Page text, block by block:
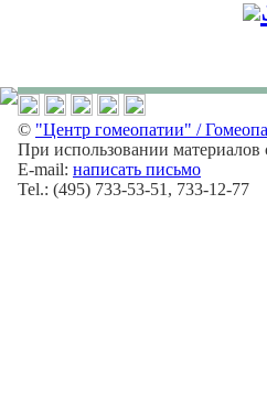
© "Центр гомеопатии" /
При использовании материалов
E-mail: написать письмо
Tel.: (495) 733-53-51, 733-12-77